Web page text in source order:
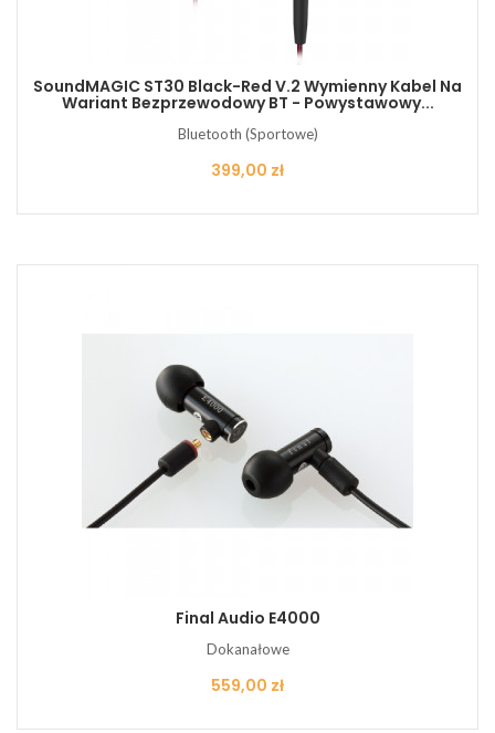
SoundMAGIC ST30 Black-Red V.2 Wymienny Kabel Na
Wariant Bezprzewodowy BT - Powystawowy...
Bluetooth (Sportowe)
Cena
399,00 zł
Final Audio E4000
Dokanałowe
Cena
559,00 zł